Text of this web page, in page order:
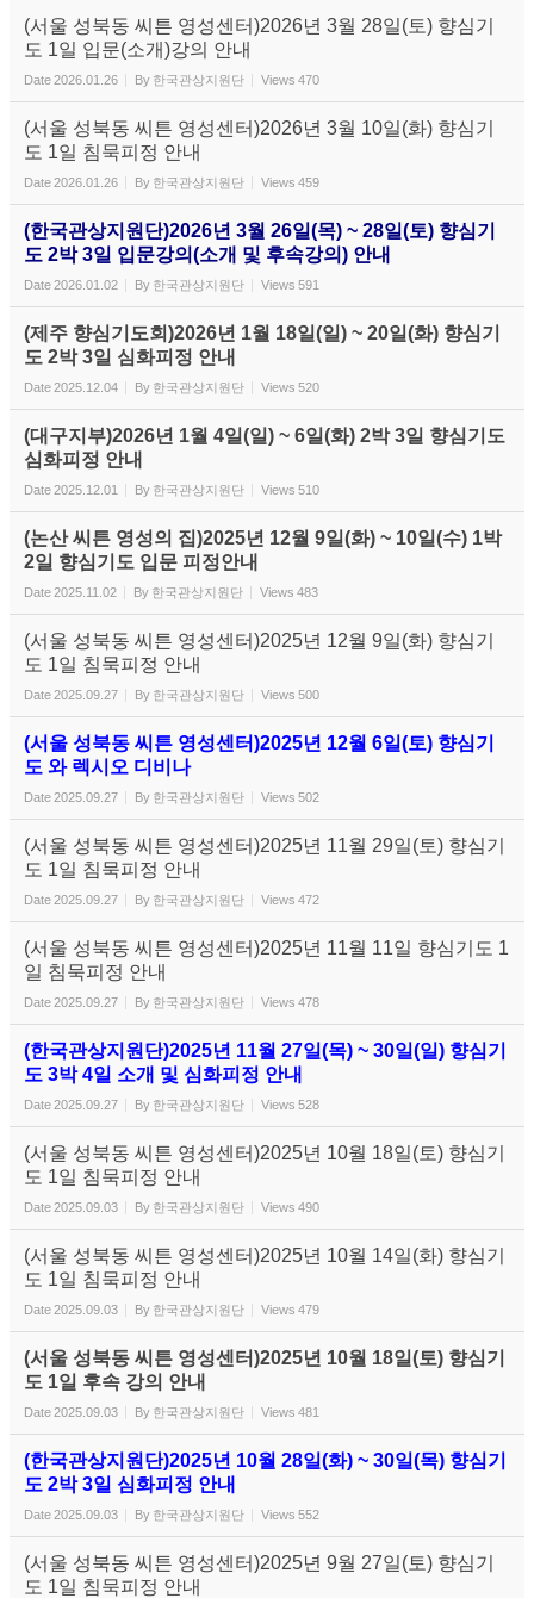
(서울 성북동 씨튼 영성센터)2026년 3월 28일(토) 향심기
도 1일 입문(소개)강의 안내
Date2026.01.26 By 한국관상지원단 Views 470
(서울 성북동 씨튼 영성센터)2026년 3월 10일(화) 향심기
도 1일 침묵피정 안내
Date2026.01.26 By 한국관상지원단 Views 459
(한국관상지원단)2026년 3월 26일(목) ~ 28일(토) 향심기
도 2박 3일 입문강의(소개 및 후속강의) 안내
Date2026.01.02 By 한국관상지원단 Views 591
(제주 향심기도회)2026년 1월 18일(일) ~ 20일(화) 향심기
도 2박 3일 심화피정 안내
Date2025.12.04 By 한국관상지원단 Views 520
(대구지부)2026년 1월 4일(일) ~ 6일(화) 2박 3일 향심기도
심화피정 안내
Date2025.12.01 By 한국관상지원단 Views 510
(논산 씨튼 영성의 집)2025년 12월 9일(화) ~ 10일(수) 1박
2일 향심기도 입문 피정안내
Date2025.11.02 By 한국관상지원단 Views 483
(서울 성북동 씨튼 영성센터)2025년 12월 9일(화) 향심기
도 1일 침묵피정 안내
Date2025.09.27 By 한국관상지원단 Views 500
(서울 성북동 씨튼 영성센터)2025년 12월 6일(토) 향심기
도 와 렉시오 디비나
Date2025.09.27 By 한국관상지원단 Views 502
(서울 성북동 씨튼 영성센터)2025년 11월 29일(토) 향심기
도 1일 침묵피정 안내
Date2025.09.27 By 한국관상지원단 Views 472
(서울 성북동 씨튼 영성센터)2025년 11월 11일 향심기도 1
일 침묵피정 안내
Date2025.09.27 By 한국관상지원단 Views 478
(한국관상지원단)2025년 11월 27일(목) ~ 30일(일) 향심기
도 3박 4일 소개 및 심화피정 안내
Date2025.09.27 By 한국관상지원단 Views 528
(서울 성북동 씨튼 영성센터)2025년 10월 18일(토) 향심기
도 1일 침묵피정 안내
Date2025.09.03 By 한국관상지원단 Views 490
(서울 성북동 씨튼 영성센터)2025년 10월 14일(화) 향심기
도 1일 침묵피정 안내
Date2025.09.03 By 한국관상지원단 Views 479
(서울 성북동 씨튼 영성센터)2025년 10월 18일(토) 향심기
도 1일 후속 강의 안내
Date2025.09.03 By 한국관상지원단 Views 481
(한국관상지원단)2025년 10월 28일(화) ~ 30일(목) 향심기
도 2박 3일 심화피정 안내
Date2025.09.03 By 한국관상지원단 Views 552
(서울 성북동 씨튼 영성센터)2025년 9월 27일(토) 향심기
도 1일 침묵피정 안내